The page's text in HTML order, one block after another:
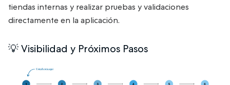
tiendas internas y realizar pruebas y validaciones
directamente en la aplicación.
💡 Visibilidad y Próximos Pasos